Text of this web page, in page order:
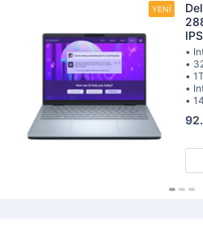
•
•
•
•
•